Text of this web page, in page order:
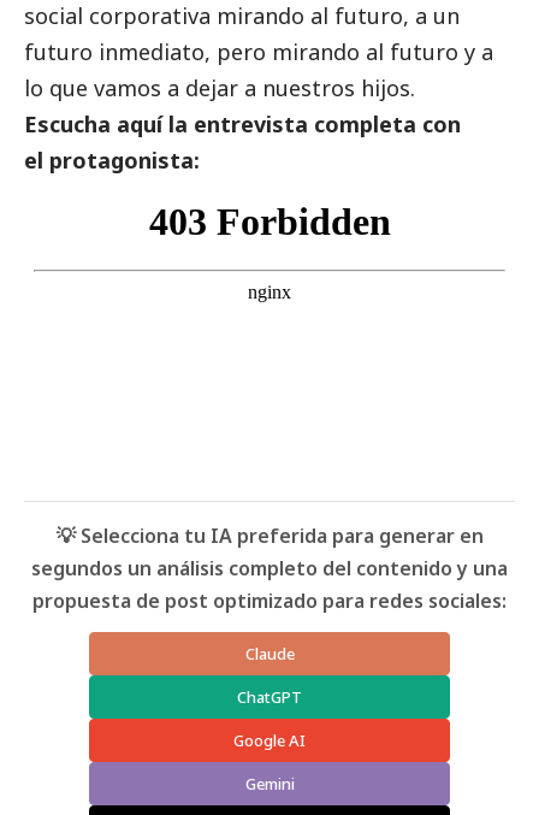
social corporativa mirando al futuro, a un
futuro inmediato, pero mirando al futuro y a
lo que vamos a dejar a nuestros hijos.
Escucha aquí la entrevista completa con
el protagonista:
💡 Selecciona tu IA preferida para generar en
segundos un análisis completo del contenido y una
propuesta de post optimizado para redes sociales:
Claude
ChatGPT
Google AI
Gemini